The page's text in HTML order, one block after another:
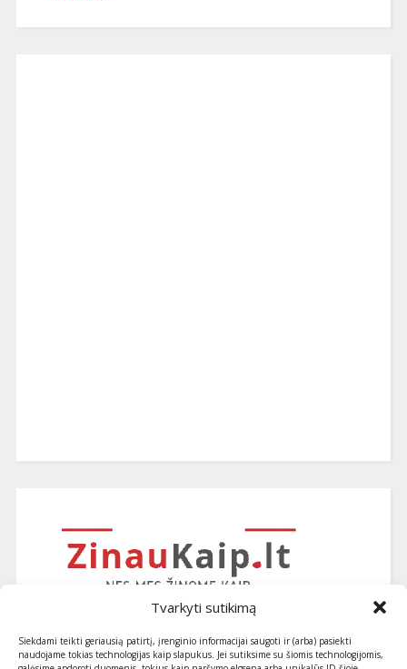
Tvarkyti sutikimą
Siekdami teikti geriausią patirtį, įrenginio informacijai saugoti ir (arba) pasiekti
naudojame tokias technologijas kaip slapukus. Jei sutiksime su šiomis technologijomis,